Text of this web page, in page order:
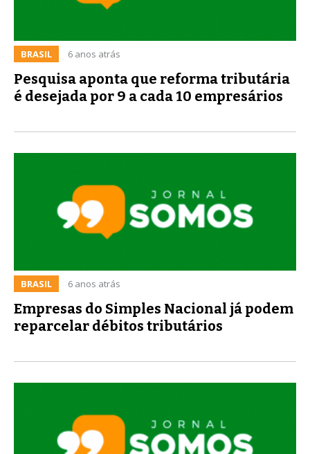
BRASIL 6 anos atrás
Pesquisa aponta que reforma tributária
é desejada por 9 a cada 10 empresários
BRASIL 6 anos atrás
Empresas do Simples Nacional já podem
reparcelar débitos tributários